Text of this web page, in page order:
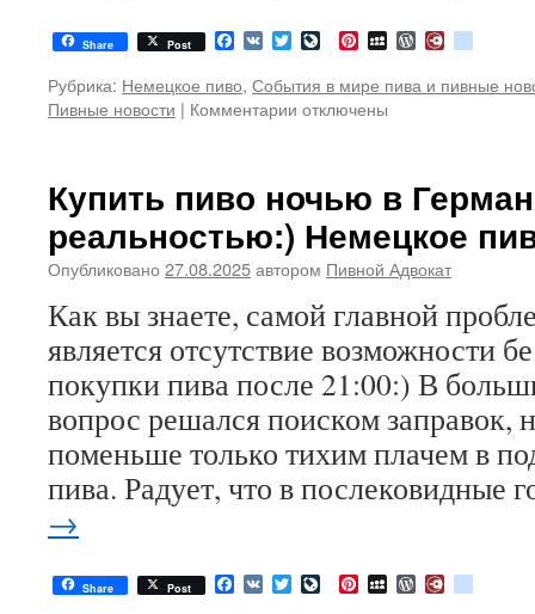
Share Post Facebook
VK TwitterLiveJournal
PinterestMySpaceWordPress
Diary.Ru
Рубрика: Немецкое пиво, События в мире пива и пивные
Пивные новости | Комментарии к
кружкам
снова
деле:
Штрумпфель
пытался
побить
собственный
рекорд.
Пивные
отключены
Купить пиво ночью в
реальностью:) Немецкое
Опубликовано 27.08.2025автором Пивной Адвокат
Как вы знаете, самой главной
является отсутствие возможности
покупки пива после 21:00:) В
вопрос решался поиском заправок,
поменьше только тихим плачем в
пива. Радует, что в послековидные
→
Share Post Facebook
VK TwitterLiveJournal
PinterestMySpaceWordPress
Diary.Ru